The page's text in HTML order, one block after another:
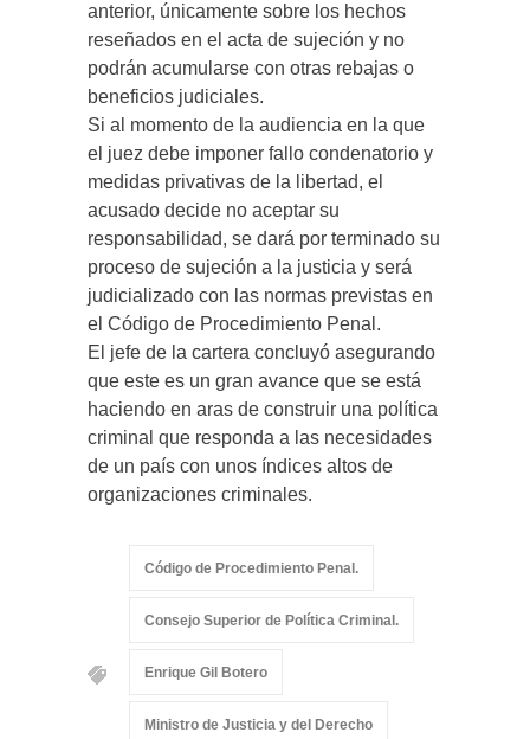
anterior, únicamente sobre los hechos
reseñados en el acta de sujeción y no
podrán acumularse con otras rebajas o
beneficios judiciales.
Si al momento de la audiencia en la que
el juez debe imponer fallo condenatorio y
medidas privativas de la libertad, el
acusado decide no aceptar su
responsabilidad, se dará por terminado su
proceso de sujeción a la justicia y será
judicializado con las normas previstas en
el Código de Procedimiento Penal.
El jefe de la cartera concluyó asegurando
que este es un gran avance que se está
haciendo en aras de construir una política
criminal que responda a las necesidades
de un país con unos índices altos de
organizaciones criminales.
Código de Procedimiento Penal.
Consejo Superior de Política Criminal.
Enrique Gil Botero
Ministro de Justicia y del Derecho